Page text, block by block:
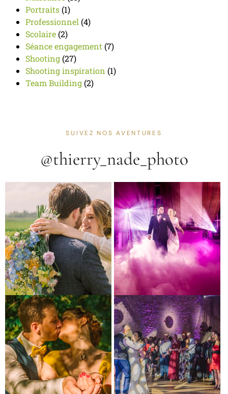
Portraits(1)
Professionnel (4)
Scolaire(2)
Séance engagement (7)
Shooting(27)
Shooting inspiration (1)
Team Building(2)
SUIVEZ NOS AVENTURES
@thierry_nade_photo